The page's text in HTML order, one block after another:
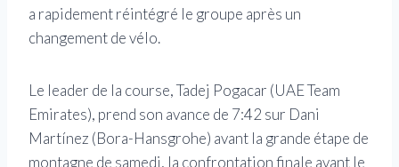
a rapidement réintégré le groupe après un
changement de vélo.
Le leader de la course, Tadej Pogacar (UAE Team
Emirates), prend son avance de 7:42 sur Dani
Martínez (Bora-Hansgrohe) avant la grande étape de
montagne de samedi, la confrontation finale avant le